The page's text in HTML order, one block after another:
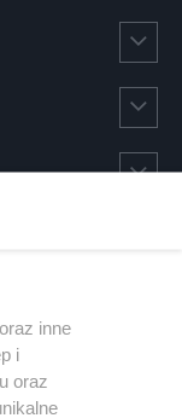
inne
i
oraz